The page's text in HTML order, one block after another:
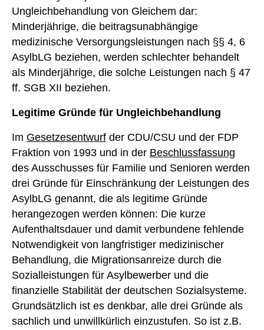
Ungleichbehandlung von Gleichem dar:
Minderjährige, die beitragsunabhängige
medizinische Versorgungsleistungen nach §§ 4, 6
AsylbLG beziehen, werden schlechter behandelt
als Minderjährige, die solche Leistungen nach § 47
ff. SGB XII beziehen.
Legitime Gründe für Ungleichbehandlung
Im Gesetzesentwurf der CDU/CSU und der FDP
Fraktion von 1993 und in der Beschlussfassung
des Ausschusses für Familie und Senioren werden
drei Gründe für Einschränkung der Leistungen des
AsylbLG genannt, die als legitime Gründe
herangezogen werden können: Die kurze
Aufenthaltsdauer und damit verbundene fehlende
Notwendigkeit von langfristiger medizinischer
Behandlung, die Migrationsanreize durch die
Sozialleistungen für Asylbewerber und die
finanzielle Stabilität der deutschen Sozialsysteme.
Grundsätzlich ist es denkbar, alle drei Gründe als
sachlich und unwillkürlich einzustufen. So ist z.B.